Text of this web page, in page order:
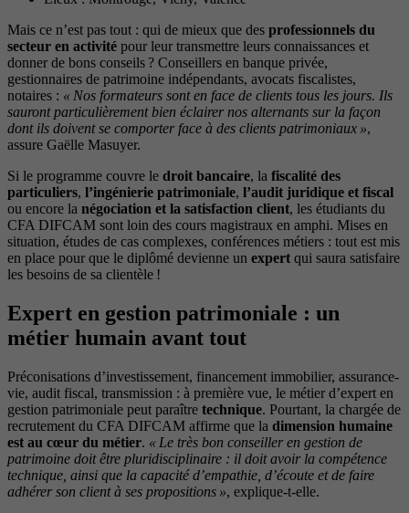
Mais ce n’est pas tout : qui de mieux que des professionnels du
secteur en activité pour leur transmettre leurs connaissances et
donner de bons conseils ? Conseillers en banque privée,
gestionnaires de patrimoine indépendants, avocats fiscalistes,
notaires : « Nos formateurs sont en face de clients tous les jours. Ils
sauront particulièrement bien éclairer nos alternants sur la façon
dont ils doivent se comporter face à des clients patrimoniaux »,
assure Gaëlle Masuyer.
Si le programme couvre le droit bancaire, la fiscalité des
particuliers, l’ingénierie patrimoniale, l’audit juridique et fiscal
ou encore la négociation et la satisfaction client, les étudiants du
CFA DIFCAM sont loin des cours magistraux en amphi. Mises en
situation, études de cas complexes, conférences métiers : tout est mis
en place pour que le diplômé devienne un expert qui saura satisfaire
les besoins de sa clientèle !
Expert en gestion patrimoniale : un
métier humain avant tout
Préconisations d’investissement, financement immobilier, assurance-
vie, audit fiscal, transmission : à première vue, le métier d’expert en
gestion patrimoniale peut paraître technique. Pourtant, la chargée de
recrutement du CFA DIFCAM affirme que la dimension humaine
est au cœur du métier. « Le très bon conseiller en gestion de
patrimoine doit être pluridisciplinaire : il doit avoir la compétence
technique, ainsi que la capacité d’empathie, d’écoute et de faire
adhérer son client à ses propositions », explique-t-elle.